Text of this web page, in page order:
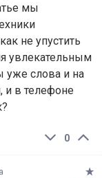
мы
не упустить
увлекательным
уже слова и на
и в телефоне
0